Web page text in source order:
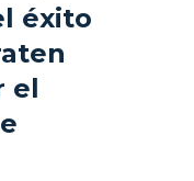
éxito
el